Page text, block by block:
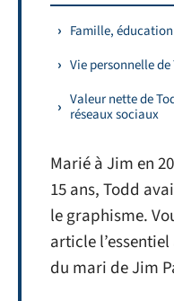
Famille,
Vie personnelle
Valeur nette de
réseaux sociaux
Marié à Jim en
15 ans, Todd
le graphisme.
article
du mari de Jim